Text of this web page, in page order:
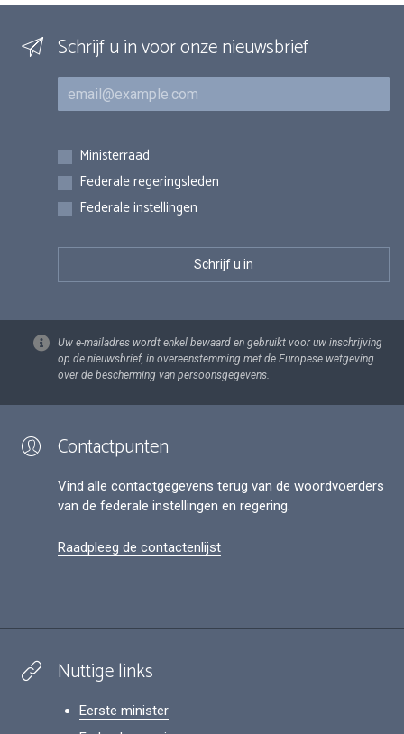
Schrijf u in voor onze nieuwsbrief
E-mail
Inschrijvingen
Ministerraad
Federale regeringsleden
Federale instellingen
Uw e-mailadres wordt enkel bewaard en gebruikt voor uw inschrijving
op de nieuwsbrief, in overeenstemming met de Europese wetgeving
over de bescherming van persoonsgegevens.
Contactpunten
Vind alle contactgegevens terug van de woordvoerders
van de federale instellingen en regering.
Raadpleeg de contactenlijst
Nuttige links
Eerste minister